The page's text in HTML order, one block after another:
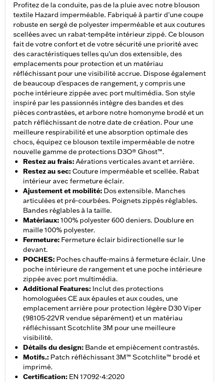
Profitez de la conduite, pas de la pluie avec notre blouson
textile Hazard imperméable. Fabriqué à partir d'une coupe
robuste en sergé de polyester imperméable et aux coutures
scellées avec un rabat-tempête intérieur zippé. Ce blouson
fait de votre confort et de votre sécurité une priorité avec
des caractéristiques telles qu'un dos extensible, des
emplacements pour protection et un matériau
réfléchissant pour une visibilité accrue. Dispose également
de beaucoup d'espaces de rangement, y compris une
poche intérieure zippée avec port multimédia. Son style
inspiré par les passionnés intègre des bandes et des
pièces contrastées, et arbore notre homonyme brodé et un
patch réfléchissant de notre date de création. Pour une
meilleure respirabilité et une absorption optimale des
chocs, équipez ce blouson textile imperméable de notre
nouvelle gamme de protections D3O® Ghost™.
Restez au frais:Aérations verticales avant et arrière.
Restez au sec:Couture imperméable et scellée. Rabat
intérieur avec fermeture éclair.
Ajustement et mobilité: Dos extensible. Manches
articulées et pré-courbées. Poignets zippés réglables.
Bandes réglables à la taille.
Matériaux:100% polyester 600 deniers. Doublure en
maille 100% polyester.
Fermeture: Fermeture éclair bidirectionelle sur le
devant.
POCHES: Poches chauffe-mains à fermeture éclair. Une
poche intérieure de rangement et une poche intérieure
zippée avec port multimédia.
Additional Features: Inclut des protections
homologuées CE aux épaules et aux coudes, une
emplacement arrière pour protection légère D30 Viper
(98105-22VR vendue séparément) et un matériau
réfléchissant Scotchlite 3M pour une meilleure
visibilité.
Détails du design: Bande et empiècement contrastés.
Motifs.: Patch réfléchissant 3M™ Scotchlite™ brodé et
imprimé.
Certification: EN 17092-4:2020